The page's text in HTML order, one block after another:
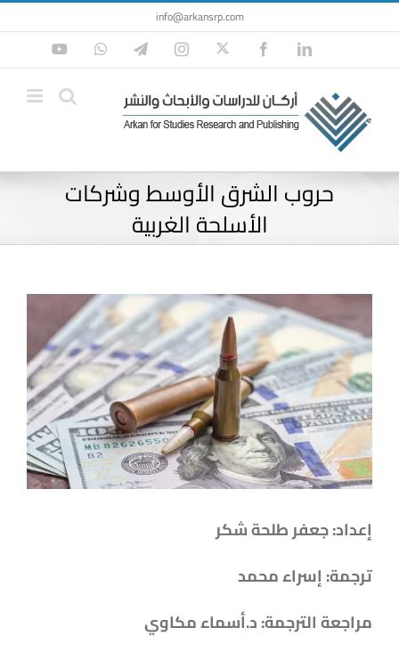
Skip
to
content
info@arkansrp.com
LinkedIn
Facebook
Twitter
Instagram
Telegram
WhatsApp
YouTube
حروب الشرق الأوسط وشركات
الأسلحة الغربية
View
Larger
Image
إعداد: جعفر طلحة شكر
ترجمة: إسراء محمد
مراجعة الترجمة: د.أسماء مكاوي